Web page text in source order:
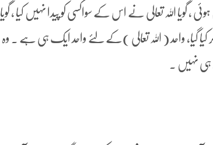
اللہ تعالی نے اس کے سواکسی کو پیدا نہیں کیا ، گویا
گیا، واحد ( اللہ تعالی )کے لئے واحد ایک ہی ہے ۔ وہ
نہیں ۔